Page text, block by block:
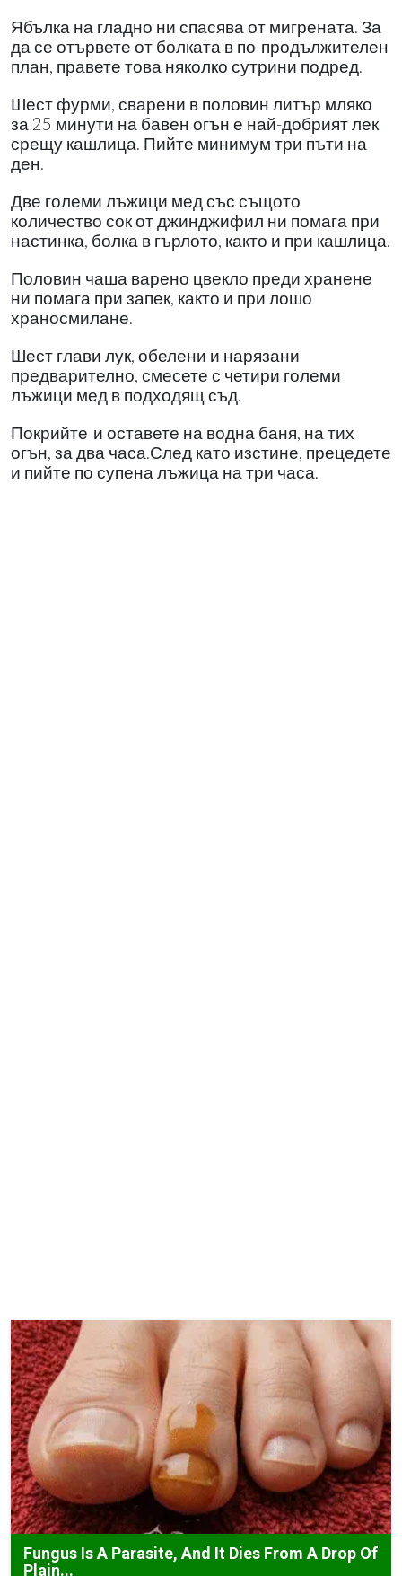
Ябълка на гладно ни спасява от мигрената. За
да се отървете от болката в по-продължителен
план, правете това няколко сутрини подред.
Шест фурми, сварени в половин литър мляко
за 25 минути на бавен огън е най-добрият лек
срещу кашлица. Пийте минимум три пъти на
ден.
Две големи лъжици мед със същото
количество сок от джинджифил ни помага при
настинка, болка в гърлото, както и при кашлица.
Половин чаша варено цвекло преди хранене
ни помага при запек, както и при лошо
храносмилане.
Шест глави лук, обелени и нарязани
предварително, смесете с четири големи
лъжици мед в подходящ съд.
Покрийте и оставете на водна баня, на тих
огън, за два часа.След като изстине, прецедете
и пийте по супена лъжица на три часа.
Fungus Is A Parasite, And It Dies From A Drop Of
Plain...